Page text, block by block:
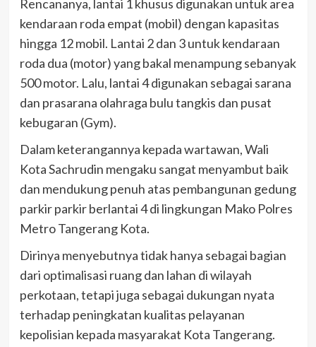
Rencananya, lantai 1 khusus digunakan untuk area
kendaraan roda empat (mobil) dengan kapasitas
hingga 12 mobil. Lantai 2 dan 3 untuk kendaraan
roda dua (motor) yang bakal menampung sebanyak
500 motor. Lalu, lantai 4 digunakan sebagai sarana
dan prasarana olahraga bulu tangkis dan pusat
kebugaran (Gym).
Dalam keterangannya kepada wartawan, Wali
Kota Sachrudin mengaku sangat menyambut baik
dan mendukung penuh atas pembangunan gedung
parkir parkir berlantai 4 di lingkungan Mako Polres
Metro Tangerang Kota.
Dirinya menyebutnya tidak hanya sebagai bagian
dari optimalisasi ruang dan lahan di wilayah
perkotaan, tetapi juga sebagai dukungan nyata
terhadap peningkatan kualitas pelayanan
kepolisian kepada masyarakat Kota Tangerang.